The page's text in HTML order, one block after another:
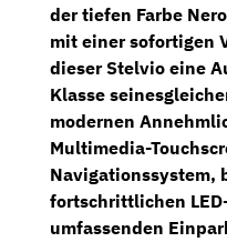
der tiefen Farbe
mit einer sofortigen
dieser Stelvio eine
Klasse
modernen
Multimedia-
Navigationssystem,
fortschrittlichen
umfassenden